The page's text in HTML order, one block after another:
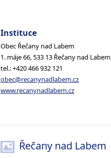
Instituce
Obec Řečany nad Labem
1. máje 66, 533 13 Řečany nad Labem
tel.: +420 466 932 121
obec@recanynadlabem.cz
www.recanynadlabem.cz
Řečany nad Labem